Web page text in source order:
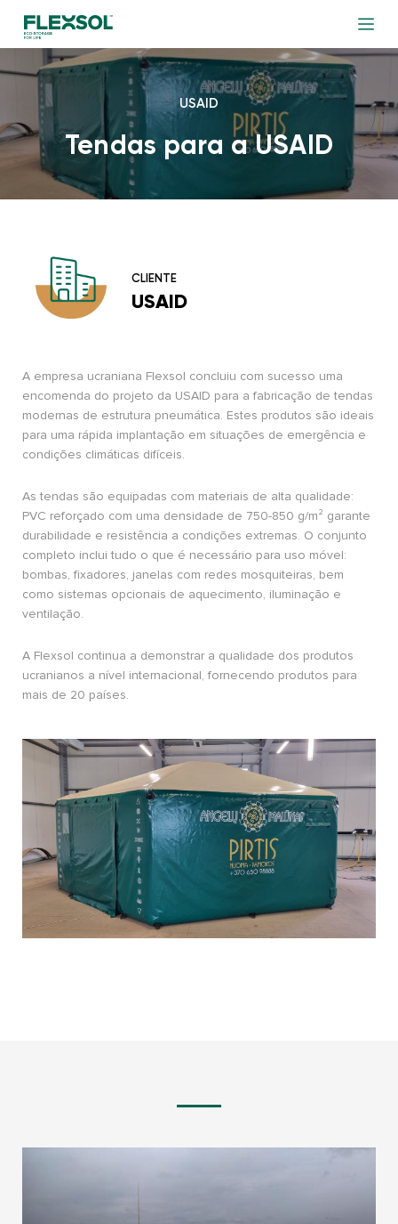
USAID
Tendas para a USAID
CLIENTE
USAID
A empresa ucraniana Flexsol concluiu com sucesso uma
encomenda do projeto da USAID para a fabricação de tendas
modernas de estrutura pneumática. Estes produtos são ideais
para uma rápida implantação em situações de emergência e
condições climáticas difíceis.
As tendas são equipadas com materiais de alta qualidade:
PVC reforçado com uma densidade de 750-850 g/m² garante
durabilidade e resistência a condições extremas. O conjunto
completo inclui tudo o que é necessário para uso móvel:
bombas, fixadores, janelas com redes mosquiteiras, bem
como sistemas opcionais de aquecimento, iluminação e
ventilação.
A Flexsol continua a demonstrar a qualidade dos produtos
ucranianos a nível internacional, fornecendo produtos para
mais de 20 países.